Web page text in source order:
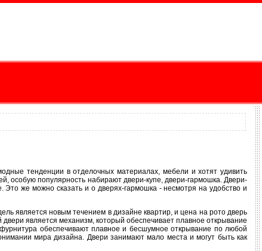
тенденции в отделочных материалах, мебели и хотят удивить
особую популярность набирают двери-купе, двери-гармошка. Двери-
Это же можно сказать и о дверях-гармошка - несмотря на удобство и
является новым течением в дизайне квартир, и цена на рото дверь
является механизм, который обеспечивает плавное открывание
обеспечивают плавное и бесшумное открывание по любой
мира дизайна. Двери занимают мало места и могут быть как